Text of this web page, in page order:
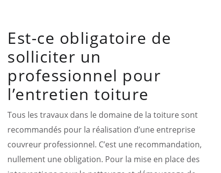
Est-ce obligatoire de
solliciter un
professionnel pour
l’entretien toiture
Tous les travaux dans le domaine de la toiture sont
recommandés pour la réalisation d’une entreprise
couvreur professionnel. C’est une recommandation,
nullement une obligation. Pour la mise en place des